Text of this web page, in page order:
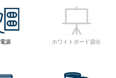
電源 ホワイトボード貸出